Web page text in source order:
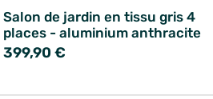
Salon de jardin en tissu gris 4
places - aluminium anthracite
399,90 €